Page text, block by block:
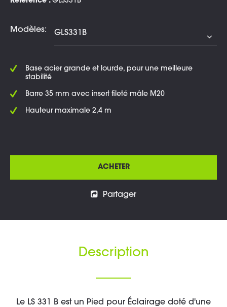
Modèles:
Base acier grande et lourde, pour une meilleure
stabilité
Barre 35 mm avec insert fileté mâle M20
Hauteur maximale 2,4 m
ACHETER
Partager
Description
Le LS 331 B est un Pied pour Éclairage doté d'une